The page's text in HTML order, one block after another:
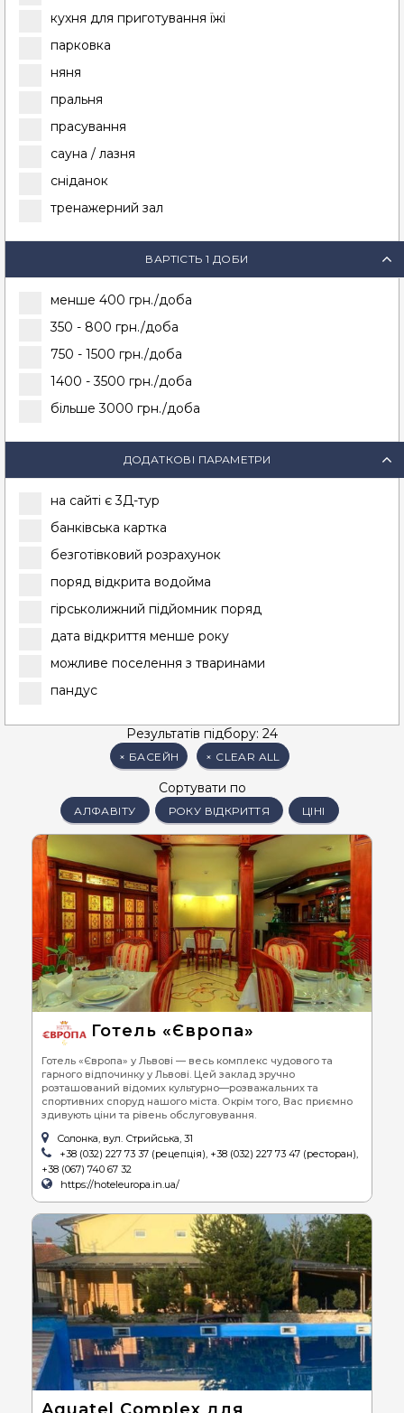
кухня для приготування їжі
парковка
няня
пральня
прасування
сауна / лазня
сніданок
тренажерний зал
ВАРТІСТЬ 1 ДОБИ
менше 400 грн./доба
350 - 800 грн./доба
750 - 1500 грн./доба
1400 - 3500 грн./доба
більше 3000 грн./доба
ДОДАТКОВІ ПАРАМЕТРИ
на сайті є 3Д-тур
банківська картка
безготівковий розрахунок
поряд відкрита водойма
гірськолижний підйомник поряд
дата відкриття менше року
можливе поселення з тваринами
пандус
Результатів підбору: 24
× БАСЕЙН × CLEAR ALL
Сортувати по
АЛФАВІТУ РОКУ ВІДКРИТТЯ ЦІНІ
Готель «Європа»
Готель «Європа» у Львові — весь комплекс чудового та
гарного відпочинку у Львові. Цей заклад зручно
розташований відомих культурно—розважальних та
спортивних споруд нашого міста. Окрім того, Вас приємно
здивують ціни та рівень обслуговування.
Солонка, вул. Стрийська, 31
+38 (032) 227 73 37 (рецепція), +38 (032) 227 73 47 (ресторан),
+38 (067) 740 67 32
https://hoteleuropa.in.ua/